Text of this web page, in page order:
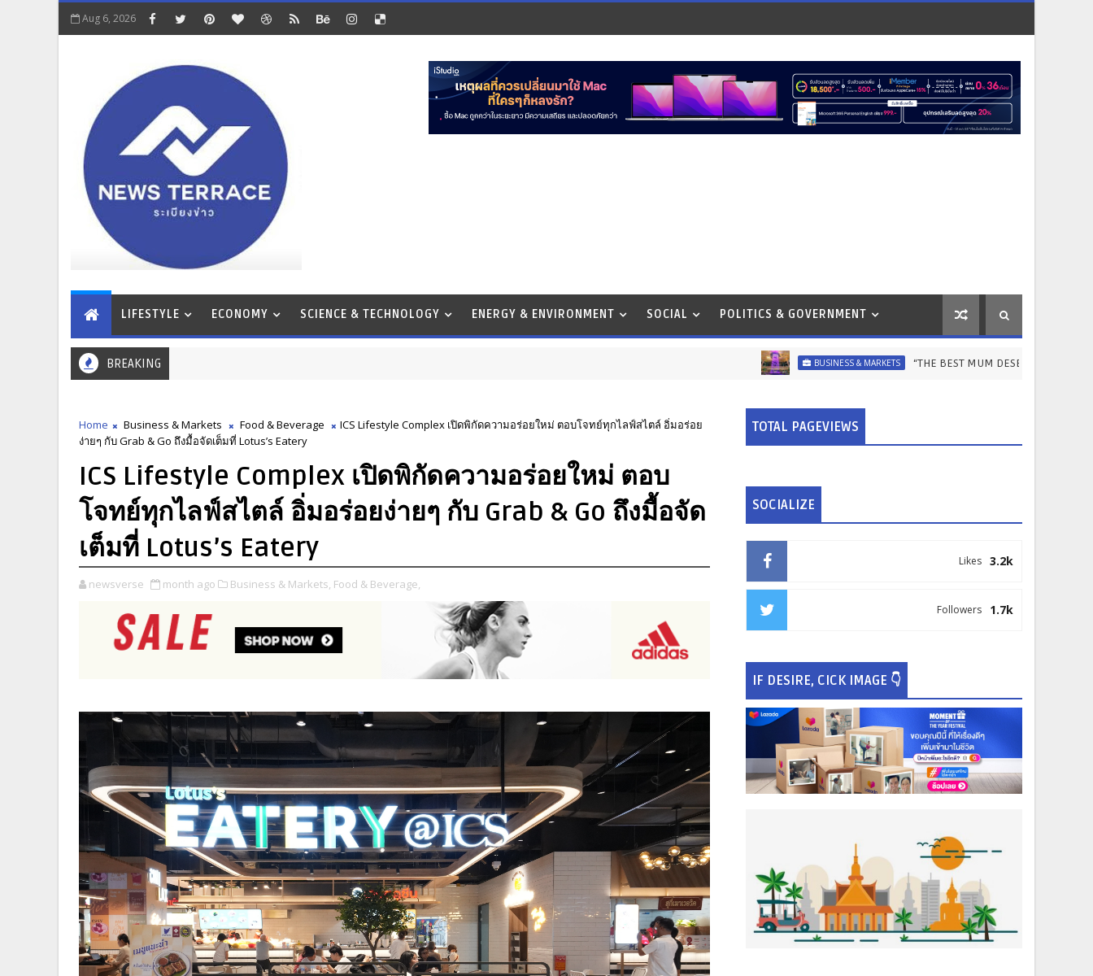
Aug 6, 2026
LIFESTYLE ECONOMY SCIENCE & TECHNOLOGY ENERGY & ENVIRONMENT SOCIAL POLITICS & GOVERNMENT
BREAKING BUSINESS & MARKETS “THE BEST MUM DESERVES THE BEST” ไอคอน
Home Business & Markets Food & Beverage
ICS Lifestyle Complex เปิดพิกัดความอร่อยใหม่ ตอบโจทย์ทุกไลฟ์สไตล์ อิ่มอร่อย
ง่ายๆ กับ Grab & Go ถึงมื้อจัดเต็มที่ Lotus’s Eatery
ICS Lifestyle Complex เปิดพิกัดความอร่อยใหม่ ตอบ
โจทย์ทุกไลฟ์สไตล์ อิ่มอร่อยง่ายๆ กับ Grab & Go ถึงมื้อจัด
เต็มที่ Lotus’s Eatery
newsverse month ago Business & Markets, Food & Beverage,
TOTAL PAGEVIEWS
SOCIALIZE
3.2k
Likes
1.7k
Followers
IF DESIRE, CICK IMAGE 👇